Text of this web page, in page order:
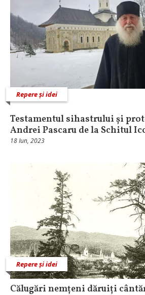
Repere și idei
Testamentul sihastrului și
Andrei Pascaru de la Schitul
18 Iun, 2023
Repere și idei
Călugări nemțeni dăruiți